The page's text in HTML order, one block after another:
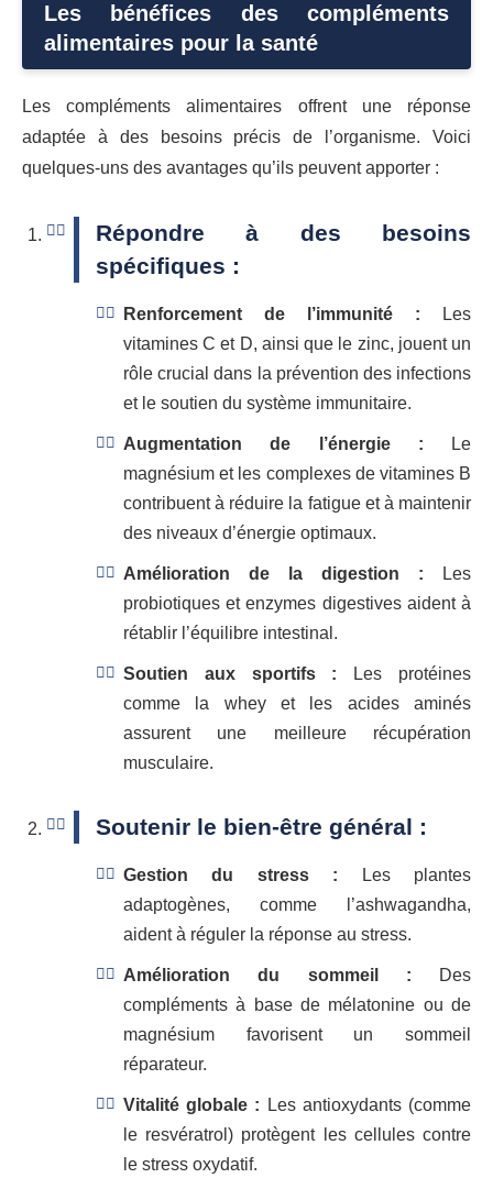
Les bénéfices des compléments
alimentaires pour la santé
Les compléments alimentaires offrent une réponse
adaptée à des besoins précis de l’organisme. Voici
quelques-uns des avantages qu’ils peuvent apporter :
Répondre à des besoins
spécifiques :
Renforcement de l’immunité : Les
vitamines C et D, ainsi que le zinc, jouent un
rôle crucial dans la prévention des infections
et le soutien du système immunitaire.
Augmentation de l’énergie : Le
magnésium et les complexes de vitamines B
contribuent à réduire la fatigue et à maintenir
des niveaux d’énergie optimaux.
Amélioration de la digestion : Les
probiotiques et enzymes digestives aident à
rétablir l’équilibre intestinal.
Soutien aux sportifs : Les protéines
comme la whey et les acides aminés
assurent une meilleure récupération
musculaire.
Soutenir le bien-être général :
Gestion du stress : Les plantes
adaptogènes, comme l’ashwagandha,
aident à réguler la réponse au stress.
Amélioration du sommeil : Des
compléments à base de mélatonine ou de
magnésium favorisent un sommeil
réparateur.
Vitalité globale : Les antioxydants (comme
le resvératrol) protègent les cellules contre
le stress oxydatif.